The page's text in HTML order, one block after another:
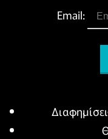
Email: